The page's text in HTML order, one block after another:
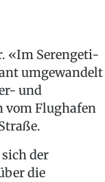
«Im Serengeti-
umgewandelt
und
vom Flughafen
der
die